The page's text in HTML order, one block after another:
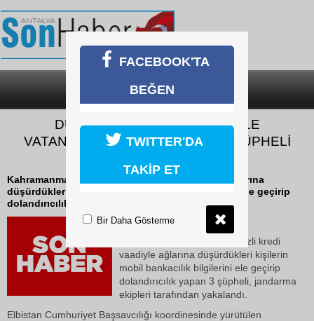
SON DAKİKA
DÜŞÜK FAİZLİ KREDİ VAADİYLE
VATANDAŞLARI DOLANDIRAN 3 ŞÜPHELİ
Kahramanmaraş'ta düşük faizli kredi vaadiyle ağlarına
düşürdükleri kişilerin mobil bankacılık bilgilerini ele geçirip
dolandırıcılık yapan 3 şüpheli,...
11 Mayıs 2026 Pazartesi 21:08
Kahramanmaraş'ta düşük faizli kredi
vaadiyle ağlarına düşürdükleri kişilerin
mobil bankacılık bilgilerini ele geçirip
dolandırıcılık yapan 3 şüpheli, jandarma
ekipleri tarafından yakalandı.
Elbistan Cumhuriyet Başsavcılığı koordinesinde yürütülen
FACEBOOK'TA
BEĞEN
TWITTER'DA
TAKİP ET
Bir Daha Gösterme